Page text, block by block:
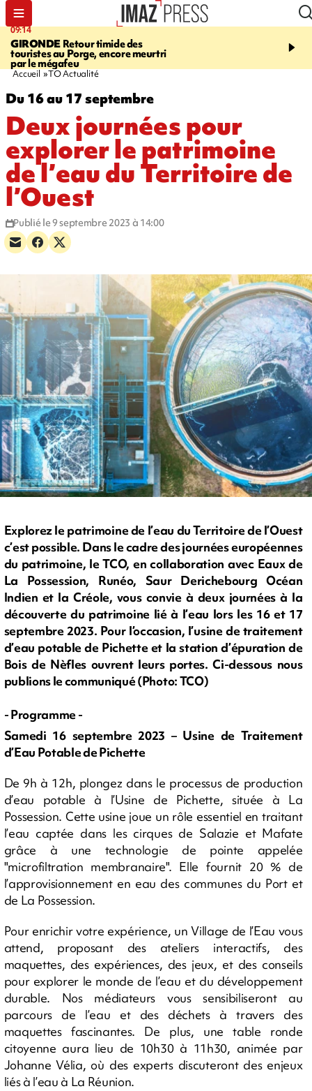
09:14
GIRONDE Retour timide des
touristes au Porge, encore meurtri
par le mégafeu
13:09
Des
font cinq morts en
Accueil TO Actualité
Du 16 au 17 septembre
Deux journées pour
explorer le patrimoine
de l’eau du Territoire de
l’Ouest
Publié le 9 septembre 2023 à 14:00
Explorez le patrimoine de l’eau du Territoire de l’Ouest
c’est possible. Dans le cadre des journées européennes
du patrimoine, le TCO, en collaboration avec Eaux de
La Possession, Runéo, Saur Derichebourg Océan
Indien et la Créole, vous convie à deux journées à la
découverte du patrimoine lié à l’eau lors les 16 et 17
septembre 2023. Pour l’occasion, l’usine de traitement
d’eau potable de Pichette et la station d’épuration de
Bois de Nèfles ouvrent leurs portes. Ci-dessous nous
publions le communiqué (Photo: TCO)
- Programme -
Samedi 16 septembre 2023 – Usine de Traitement
d’Eau Potable de Pichette
De 9h à 12h, plongez dans le processus de production
d’eau potable à l’Usine de Pichette, située à La
Possession. Cette usine joue un rôle essentiel en traitant
l’eau captée dans les cirques de Salazie et Mafate
grâce à une technologie de pointe appelée
"microfiltration membranaire". Elle fournit 20 % de
l’approvisionnement en eau des communes du Port et
de La Possession.
Pour enrichir votre expérience, un Village de l’Eau vous
attend, proposant des ateliers interactifs, des
maquettes, des expériences, des jeux, et des conseils
pour explorer le monde de l’eau et du développement
durable. Nos médiateurs vous sensibiliseront au
parcours de l’eau et des déchets à travers des
maquettes fascinantes. De plus, une table ronde
citoyenne aura lieu de 10h30 à 11h30, animée par
Johanne Vélia, où des experts discuteront des enjeux
liés à l’eau à La Réunion.